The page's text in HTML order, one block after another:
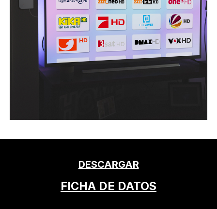
DESCARGAR
FICHA DE DATOS